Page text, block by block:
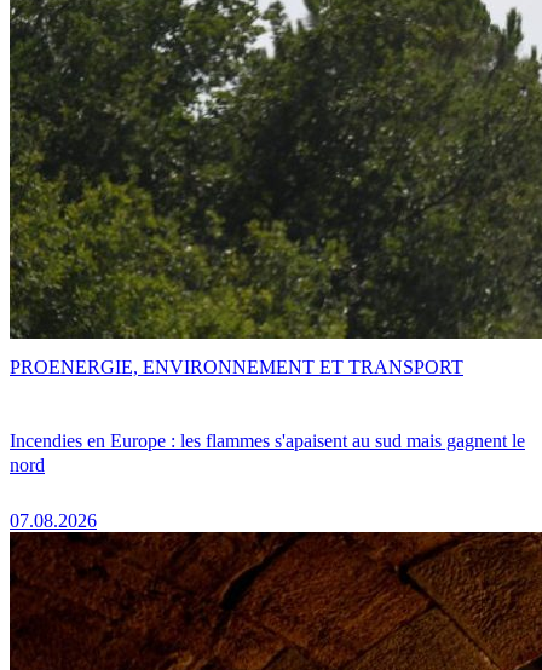
Incendies en Europe : les flammes s'apaisent au sud mais gagnent le
nord
07.08.2026
PROENERGIE, ENVIRONNEMENT ET TRANSPORT